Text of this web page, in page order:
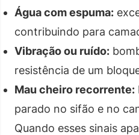
Água com espuma:
contribuindo para
Vibração ou ruído:
resistência de um
Mau cheiro recorrente:
parado no sifão e no
Quando esses sinais